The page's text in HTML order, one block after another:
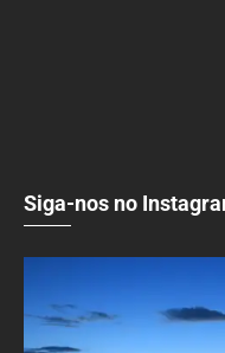
Siga-nos no